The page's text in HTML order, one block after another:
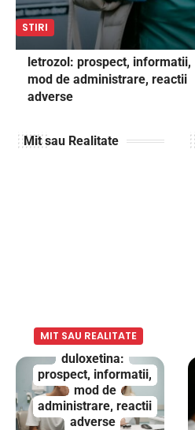
STIRI
letrozol: prospect, informatii,
mod de administrare, reactii
adverse
Mit sau Realitate
MIT SAU REALITATE
duloxetina:
prospect, informatii,
mod de
administrare, reactii
adverse